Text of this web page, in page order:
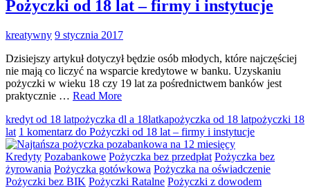
Pożyczki od 18 lat – firmy i instytucje
kreatywny 9 stycznia 2017
Dzisiejszy artykuł dotyczył będzie osób młodych, które najczęściej
nie mają co liczyć na wsparcie kredytowe w banku. Uzyskaniu
pożyczki w wieku 18 czy 19 lat za pośrednictwem banków jest
praktycznie … Read More
kredyt od 18 latpożyczka dl a 18latkapożyczka od 18 latpożyczki 18
lat 1 komentarz do Pożyczki od 18 lat – firmy i instytucje
Kredyty Pozabankowe Pożyczka bez przedpłat Pożyczka bez
żyrowania Pożyczka gotówkowa Pożyczka na oświadczenie
Pożyczki bez BIK Pożyczki Ratalne Pożyczki z dowodem